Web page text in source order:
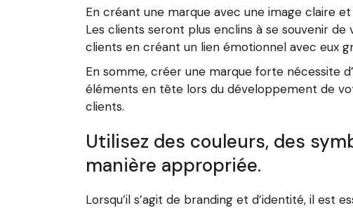
En créant une marque avec une image claire
Les clients seront plus enclins à se souvenir
clients en créant un lien émotionnel avec eux
En somme, créer une marque forte nécessite
éléments en tête lors du développement de
clients.
Utilisez des couleurs, des
manière appropriée.
Lorsqu’il s’agit de branding et d’identité, il est